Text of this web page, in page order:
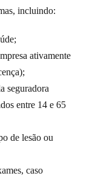
incluindo:
ativamente
seguradora
entre 14 e 65
de lesão ou
caso